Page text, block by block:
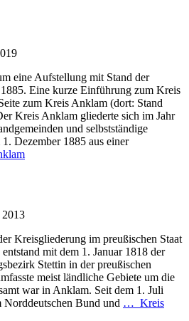
eine Aufstellung mit Stand der
Eine kurze Einführung zum Kreis
zum Kreis Anklam (dort: Stand
Kreis Anklam gliederte sich im Jahr
und selbstständige
Dezember 1885 aus einer
Kreisgliederung im preußischen Staat
mit dem 1. Januar 1818 der
Stettin in der preußischen
meist ländliche Gebiete um die
war in Anklam. Seit dem 1. Juli
Norddeutschen Bund und … Kreis